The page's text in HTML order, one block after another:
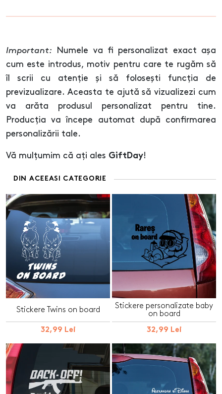
Important: Numele va fi personalizat exact așa
cum este introdus, motiv pentru care te rugăm să
îl scrii cu atenție și să folosești funcția de
previzualizare. Aceasta te ajută să vizualizezi cum
va arăta produsul personalizat pentru tine.
Producția va începe automat după confirmarea
personalizării tale.
Vă mulțumim că ați ales GiftDay!
DIN ACEEASI CATEGORIE
Stickere Twins on board
32,99 Lei
Stickere personalizate baby
on board
32,99 Lei